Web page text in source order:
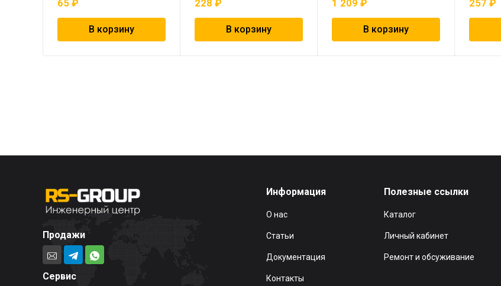
65 ₽
В корзину
228₽
В корзину
1 209₽
В корзину
257₽
Продажи
Сервис
Информация
О нас
Статьи
Документация
Контакты
Полезные ссылки
Каталог
Личный кабинет
Ремонт и обсуживание